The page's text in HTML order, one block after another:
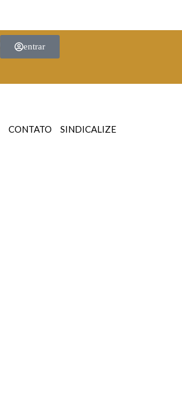
entrar
CONTATO SINDICALIZE